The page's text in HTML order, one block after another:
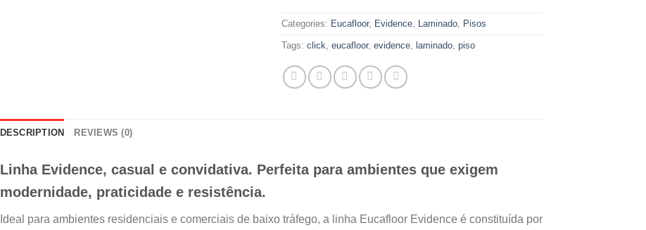
Categories: Eucafloor, Evidence, Laminado, Pisos
Tags:click,eucafloor,evidence, laminado,piso
DESCRIPTION REVIEWS (0)
Linha Evidence, casual e convidativa. Perfeita para ambientes que exigem
modernidade, praticidade e resistência.
Ideal para ambientes residenciais e comerciais de baixo tráfego, a linha Eucafloor Evidence é constituída por